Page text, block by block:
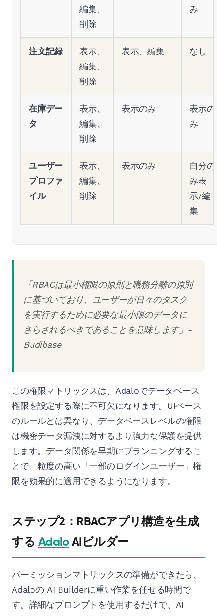
編集、
削除
み
注文記録
表示、
編集、
削除
表示、編集 なし
在庫デー
タ
表示、
編集、
削除
表示のみ
表示の
み
ユーザー
プロファ
イル
表示、
編集、
削除
表示のみ
自分の
み表
示/編
集
「RBACは最小権限の原則と職務分離の原則
に基づいており、ユーザーが日々のタスク
を実行するために必要な最小限のデータに
さらされるべきであることを意味します」-
Budibase
この権限マトリックスは、Adaloでデータベース
権限を設定する際に不可欠になります。UIベース
のルールとは異なり、データベースレベルの権限
は機密データ漏洩に対するより強力な保護を提供
します。データ関係を早期にプランニングするこ
とで、粒度の高い「一部のログインユーザー」権
限を効果的に適用できるようになります。
ステップ2：RBACアプリ構造を生成
する AdaloAIビルダー
パーミッションマトリックスの準備ができたら、
Adaloの AI Builderに重い作業を任せる時間で
す。詳細なプロンプトを使用するだけで、AI